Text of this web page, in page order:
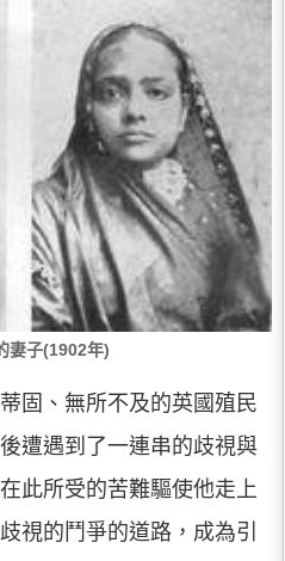
妻子(1902年)
固、無所不及的英國殖民
遭遇到了一連串的歧視與
此所受的苦難驅使他走上
視的鬥爭的道路，成為引